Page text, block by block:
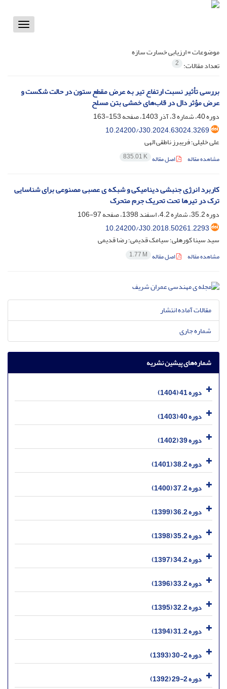
Toggle
موضوعات =ارزیابی خسارت سازه
تعداد مقالات: 2
بررسی تأثیر نسبت ارتفاع تیر به عرض مقطع ستون در حالت شکست و
عرض مؤثر دال در قاب‌های خمشی بتن مسلح
دوره 40، شماره 3، آذر 1403، صفحه
153-163
10.24200/J30.2024.63024.3269
علی خلیلی؛ فریبرز ناطقی الهی
مشاهده مقاله اصل مقاله 835.01 K
کاربرد انرژی جنبشی دینامیکی و شبکه ی عصبی مصنوعی برای شناسایی
ترک در تیرها تحت تحریک جرم متحرک
دوره 35.2، شماره 4.2، اسفند 1398، صفحه
97-106
10.24200/J30.2018.50261.2293
سید سینا کورهلی؛ سیامک قدیمی؛ رضا قدیمی
مشاهده مقاله اصل مقاله 1.77 M
مقالات آماده انتشار
شماره جاری
شماره‌های پیشین نشریه
دوره 41 (1404)
دوره 40 (1403)
دوره 39 (1402)
دوره 38.2 (1401)
دوره 37.2 (1400)
دوره 36.2 (1399)
دوره 35.2 (1398)
دوره 34.2 (1397)
دوره 33.2 (1396)
دوره 32.2 (1395)
دوره 31.2 (1394)
دوره 2-30 (1393)
دوره 2-29 (1392)